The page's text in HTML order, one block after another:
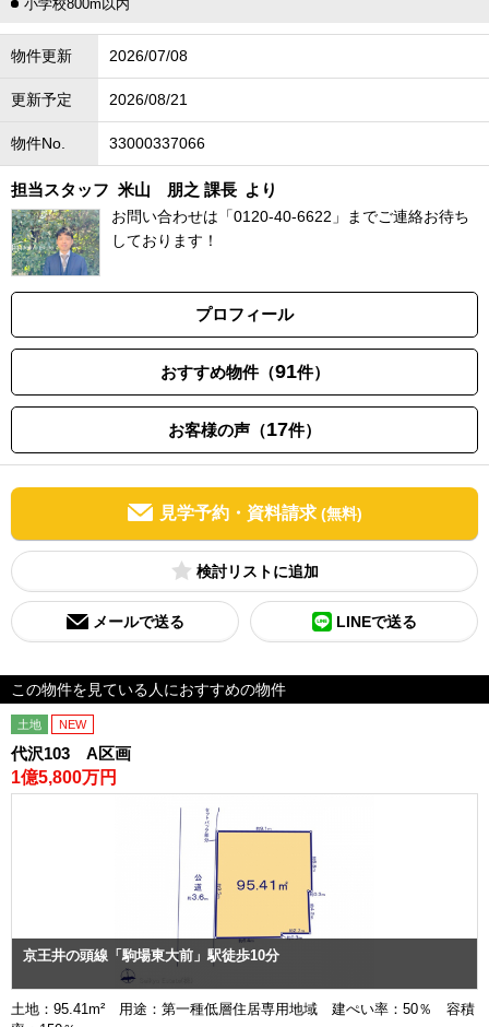
小学校800m以内
物件更新 2026/07/08
更新予定 2026/08/21
物件No. 33000337066
担当スタッフ 米山 朋之 課長 より
お問い合わせは「0120-40-6622」までご連絡お待ち
しております！
プロフィール
おすすめ物件（91件）
お客様の声（17件）
見学予約・資料請求 (無料)
検討リスト
メールで送る LINEで送る
この物件を見ている人におすすめの物件
土地 NEW
代沢103 A区画
1億5,800万円
京王井の頭線「駒場東大前」駅徒歩10分
土地：95.41m² 用途：第一種低層住居専用地域 建ぺい率：50％ 容積